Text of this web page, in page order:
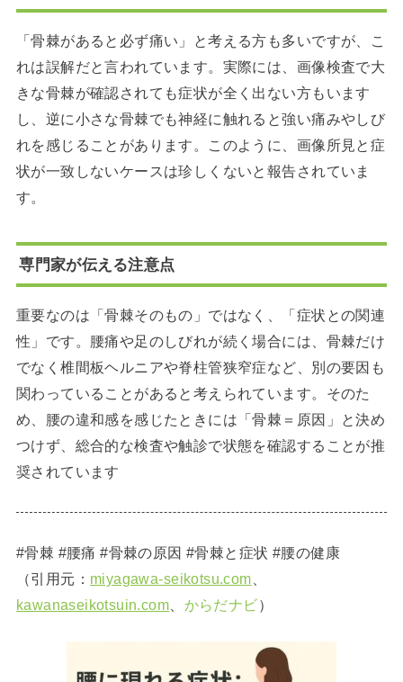
「骨棘があると必ず痛い」と考える方も多いですが、こ
れは誤解だと言われています。実際には、画像検査で大
きな骨棘が確認されても症状が全く出ない方もいます
し、逆に小さな骨棘でも神経に触れると強い痛みやしび
れを感じることがあります。このように、画像所見と症
状が一致しないケースは珍しくないと報告されていま
す。
専門家が伝える注意点
重要なのは「骨棘そのもの」ではなく、「症状との関連
性」です。腰痛や足のしびれが続く場合には、骨棘だけ
でなく椎間板ヘルニアや脊柱管狭窄症など、別の要因も
関わっていることがあると考えられています。そのた
め、腰の違和感を感じたときには「骨棘＝原因」と決め
つけず、総合的な検査や触診で状態を確認することが推
奨されています
#骨棘 #腰痛 #骨棘の原因 #骨棘と症状 #腰の健康
（引用元： miyagawa-seikotsu.com
kawanaseikotsuin.com
からだナビ）